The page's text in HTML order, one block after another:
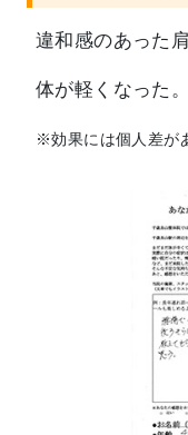
違和感のあった
体が軽くなった。
※効果には個人差が